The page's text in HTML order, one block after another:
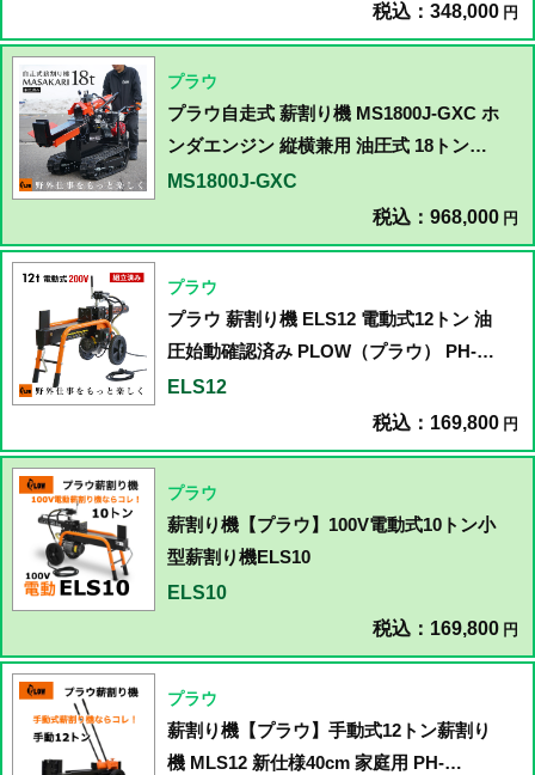
税込：348,000 円
プラウ
プラウ自走式 薪割り機 MS1800J-GXC ホ
ンダエンジン 縦横兼用 油圧式 18トン
MASAKARI 国産
MS1800J-GXC
税込：968,000 円
プラウ
プラウ 薪割り機 ELS12 電動式12トン 油
圧始動確認済み PLOW（プラウ） PH-
ELS12
ELS12
税込：169,800 円
プラウ
薪割り機【プラウ】100V電動式10トン小
型薪割り機ELS10
ELS10
税込：169,800 円
プラウ
薪割り機【プラウ】手動式12トン薪割り
機 MLS12 新仕様40cm 家庭用 PH-